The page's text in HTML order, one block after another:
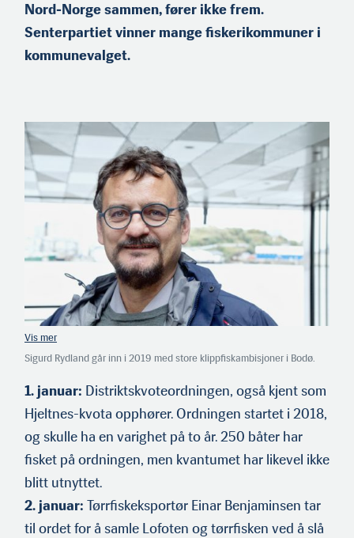
Nord-Norge sammen, fører ikke frem.
Senterpartiet vinner mange fiskerikommuner i
kommunevalget.
Sigurd Rydland går inn i 2019 med store klippfiskambisjoner i Bodø.
1. januar: Distriktskvoteordningen, også kjent som
Hjeltnes-kvota opphører. Ordningen startet i 2018,
og skulle ha en varighet på to år. 250 båter har
fisket på ordningen, men kvantumet har likevel ikke
blitt utnyttet.
2. januar: Tørrfiskeksportør Einar Benjaminsen tar
til ordet for å samle Lofoten og tørrfisken ved å slå